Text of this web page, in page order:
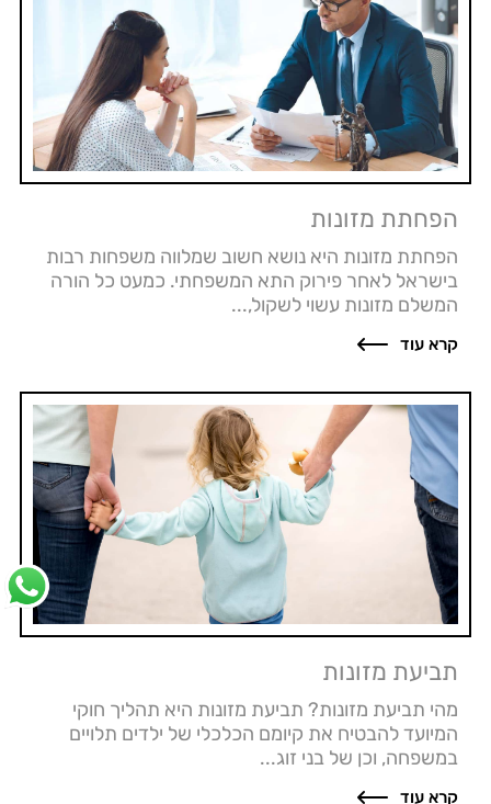
הפחתת מזונות
הפחתת מזונות היא נושא חשוב שמלווה משפחות רבות
בישראל לאחר פירוק התא המשפחתי. כמעט כל הורה
המשלם מזונות עשוי לשקול,...
קרא עוד
תביעת מזונות
מהי תביעת מזונות? תביעת מזונות היא תהליך חוקי
המיועד להבטיח את קיומם הכלכלי של ילדים תלויים
במשפחה, וכן של בני זוג...
קרא עוד